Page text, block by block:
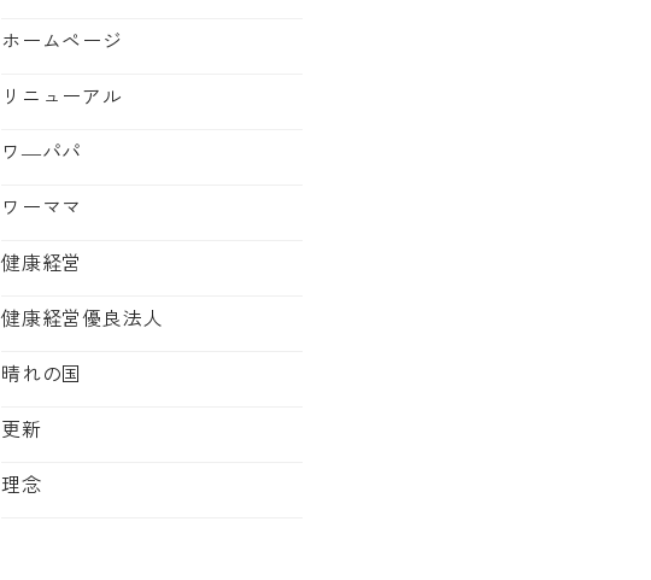
ホームページ
リニューアル
ワ―パパ
ワーママ
健康経営
健康経営優良法人
晴れの国
更新
理念